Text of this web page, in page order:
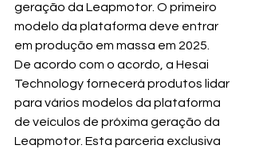
geração da Leapmotor. O primeiro
modelo da plataforma deve entrar
em produção em massa em 2025.
De acordo com o acordo, a Hesai
Technology fornecerá produtos lidar
para vários modelos da plataforma
de veículos de próxima geração da
Leapmotor. Esta parceria exclusiva